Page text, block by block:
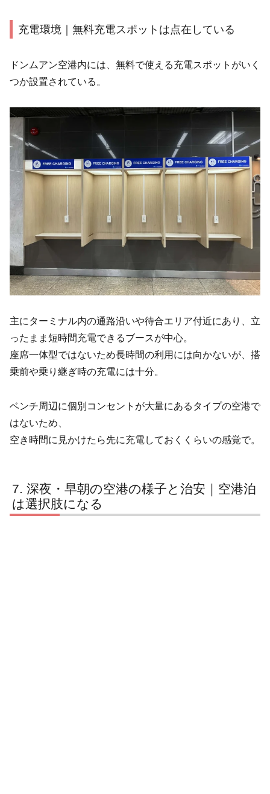
充電環境｜無料充電スポットは点在している
ドンムアン空港内には、無料で使える充電スポットがいく
つか設置されている。
主にターミナル内の通路沿いや待合エリア付近にあり、立
ったまま短時間充電できるブースが中心。
座席一体型ではないため長時間の利用には向かないが、搭
乗前や乗り継ぎ時の充電には十分。
ベンチ周辺に個別コンセントが大量にあるタイプの空港で
はないため、
空き時間に見かけたら先に充電しておくくらいの感覚で。
深夜・早朝の空港の様子と治安｜空港泊
は選択肢になる